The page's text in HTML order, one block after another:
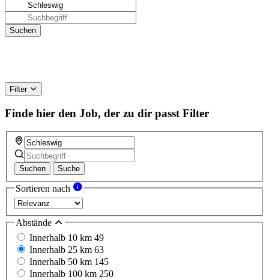
Filter
Finde hier den Job, der zu dir passt Filter
Suchen Suche
Sortieren nach
Abstände
Innerhalb 10 km 49
Innerhalb 25 km 63
Innerhalb 50 km 145
Innerhalb 100 km 250